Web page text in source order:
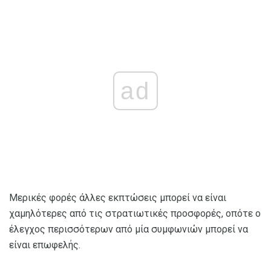
ad
Μερικές φορές άλλες εκπτώσεις μπορεί να είναι
χαμηλότερες από τις στρατιωτικές προσφορές, οπότε ο
έλεγχος περισσότερων από μία συμφωνιών μπορεί να
είναι επωφελής.